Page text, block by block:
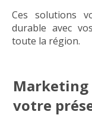
Ces solutions
durable avec
toute la région.
Marketing
votre